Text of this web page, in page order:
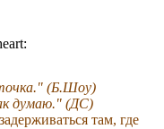
(Б.Шоу)
думаю." (ДС)
там, где